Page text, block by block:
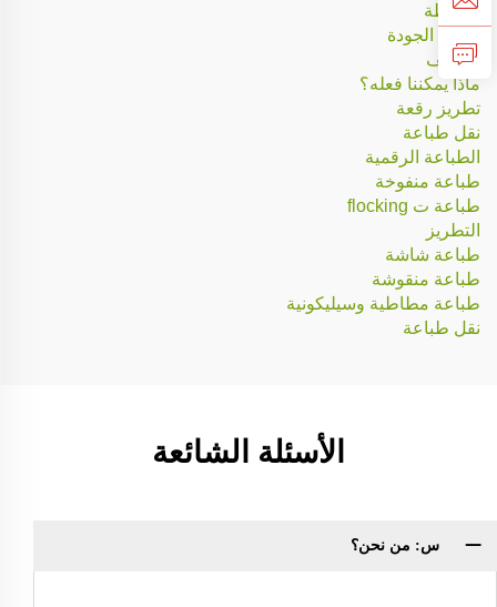
الخياطة
فحص الجودة
التغليف
ماذا يمكننا فعله؟
تطريز رقعة
نقل طباعة
الطباعة الرقمية
طباعة منفوخة
طباعة ت flocking
التطريز
طباعة شاشة
طباعة منقوشة
طباعة مطاطية وسيليكونية
نقل طباعة
الأسئلة الشائعة
س: من نحن؟